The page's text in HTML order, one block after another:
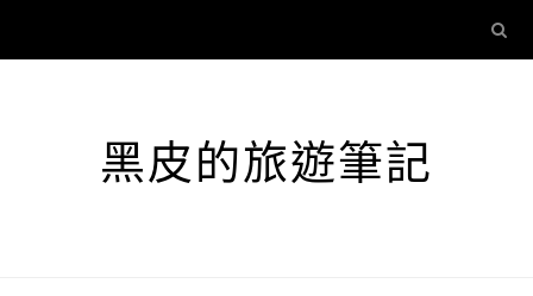
黑皮的旅遊筆記